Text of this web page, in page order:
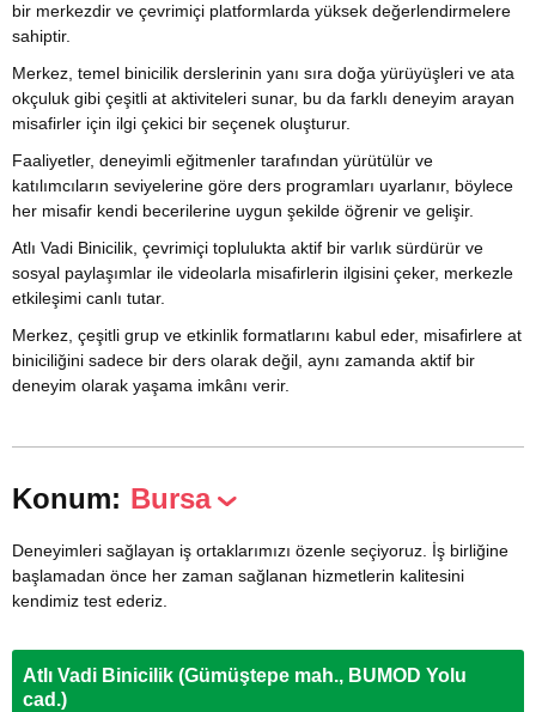
bir merkezdir ve çevrimiçi platformlarda yüksek değerlendirmelere
sahiptir.
Merkez, temel binicilik derslerinin yanı sıra doğa yürüyüşleri ve ata
okçuluk gibi çeşitli at aktiviteleri sunar, bu da farklı deneyim arayan
misafirler için ilgi çekici bir seçenek oluşturur.
Faaliyetler, deneyimli eğitmenler tarafından yürütülür ve
katılımcıların seviyelerine göre ders programları uyarlanır, böylece
her misafir kendi becerilerine uygun şekilde öğrenir ve gelişir.
Atlı Vadi Binicilik, çevrimiçi toplulukta aktif bir varlık sürdürür ve
sosyal paylaşımlar ile videolarla misafirlerin ilgisini çeker, merkezle
etkileşimi canlı tutar.
Merkez, çeşitli grup ve etkinlik formatlarını kabul eder, misafirlere at
biniciliğini sadece bir ders olarak değil, aynı zamanda aktif bir
deneyim olarak yaşama imkânı verir.
Konum: Bursa
Deneyimleri sağlayan iş ortaklarımızı özenle seçiyoruz. İş birliğine
başlamadan önce her zaman sağlanan hizmetlerin kalitesini
kendimiz test ederiz.
Atlı Vadi Binicilik (Gümüştepe mah., BUMOD Yolu
cad.)